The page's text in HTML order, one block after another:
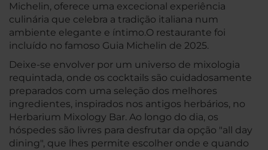
Michelin, oferece uma excecional experiência
culinária que celebra a tradição italiana num
ambiente elegante e íntimo.O restaurante foi
incluído no famoso Guia Michelin de 2025.
Deixe-se envolver por um universo de mixologia
requintada, onde os cocktails são cuidadosamente
preparados com uma seleção dos melhores
ingredientes, inspirados nos antigos herbários, no
Herbarium Mixology Bar. Ao longo do dia, os
hóspedes são livres para desfrutar da opção "all day
dining", que lhes permite escolher onde e quando